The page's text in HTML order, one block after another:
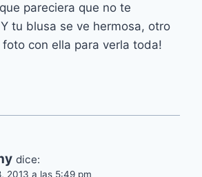
pareciera que no te
tu blusa se ve hermosa, otro
con ella para verla toda!
dice:
2013 a las 5:49 pm